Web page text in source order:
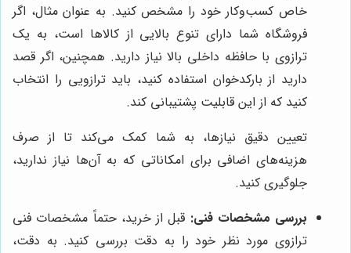
خاص کسب‌وکار خود را مشخص کنید. به عنوان مثال، اگر
فروشگاه شما دارای تنوع بالایی از کالاها است، به یک
ترازوی با حافظه داخلی بالا نیاز دارید. همچنین، اگر قصد
دارید از بارکدخوان استفاده کنید، باید ترازویی را انتخاب
کنید که از این قابلیت پشتیبانی کند.
تعیین دقیق نیازها، به شما کمک می‌کند تا از صرف
هزینه‌های اضافی برای امکاناتی که به آن‌ها نیاز ندارید،
جلوگیری کنید.
بررسی مشخصات فنی: قبل از خرید، حتماً مشخصات فنی
ترازوی مورد نظر خود را به دقت بررسی کنید. به دقت،